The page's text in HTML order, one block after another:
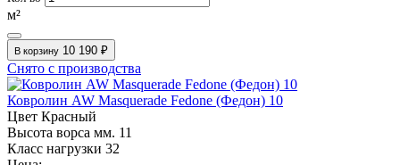
м²
В корзину 10 190 ₽
Снято с производства
Ковролин AW Masquerade Fedone (Федон) 10
Цвет Красный
Высота ворса мм. 11
Класс нагрузки 32